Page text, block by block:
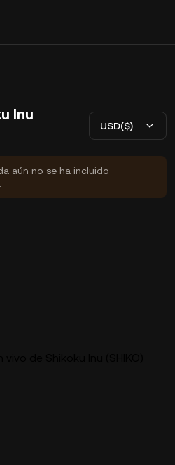
Inu
USD($)
aún no se ha incluido